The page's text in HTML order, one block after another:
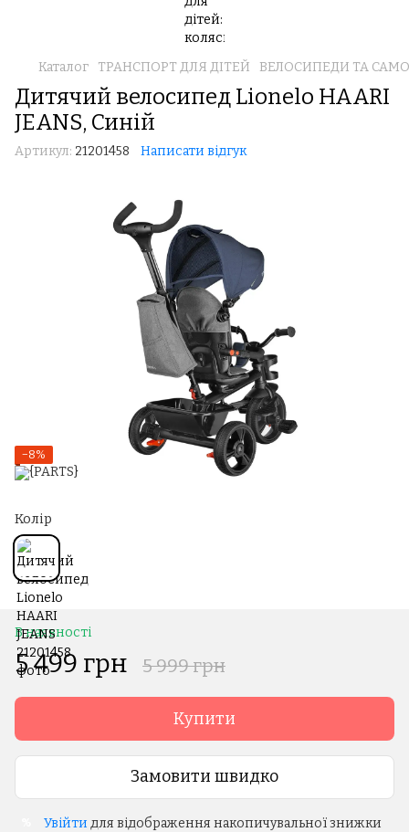
Каталог ТРАНСПОРТ ДЛЯ ДІТЕЙ ВЕЛОСИПЕДИ ТА
Дитячий велосипед Lionelo HAARI
JEANS, Синій
Артикул: 21201458 Написати відгук
−8%
Колір
В наявності
5 499 грн 5 999 грн
Купити
Замовити швидко
Увійти для відображення накопичувальної знижки